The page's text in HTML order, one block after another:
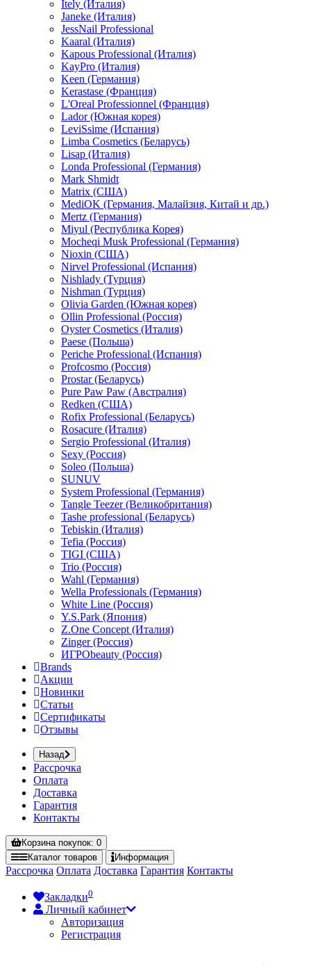
Itely (Италия)
Janeke (Италия)
JessNail Professional
Kaaral (Италия)
Kapous Professional (Италия)
KayPro (Италия)
Keen (Германия)
Kerastase (Франция)
L'Oreal Professionnel (Франция)
Lador (Южная корея)
LeviSsime (Испания)
Limba Cosmetics (Беларусь)
Lisap (Италия)
Londa Professional (Германия)
Mark Shmidt
Matrix (США)
MediOK (Германия, Малайзия, Китай и др.)
Mertz (Германия)
Miyul (Республика Корея)
Mocheqi Musk Professional (Германия)
Nioxin (США)
Nirvel Professional (Испания)
Nishlady (Турция)
Nishman (Турция)
Olivia Garden (Южная корея)
Ollin Professional (Россия)
Oyster Cosmetics (Италия)
Paese (Польша)
Periche Professional (Испания)
Profcosmo (Россия)
Prostar (Беларусь)
Pure Paw Paw (Австралия)
Redken (США)
Rofix Professional (Беларусь)
Rosacure (Италия)
Sergio Professional (Италия)
Sexy (Россия)
Soleo (Польша)
SUNUV
System Professional (Германия)
Tangle Teezer (Великобритания)
Tashe professional (Беларусь)
Tebiskin (Италия)
Tefia (Россия)
TIGI (США)
Trio (Россия)
Wahl (Германия)
Wella Professionals (Германия)
White Line (Россия)
Y.S.Park (Япония)
Z.One Concept (Италия)
Zinger (Россия)
ИГРОbeauty (Россия)
Brands
Акции
Новинки
Статьи
Сертификаты
Отзывы
Назад
Рассрочка
Оплата
Доставка
Гарантия
Контакты
Корзинапокупок: 0
Каталог товаров Информация
Рассрочка Оплата Доставка Гарантия Контакты
Закладки0
Личный кабинет
Авторизация
Регистрация